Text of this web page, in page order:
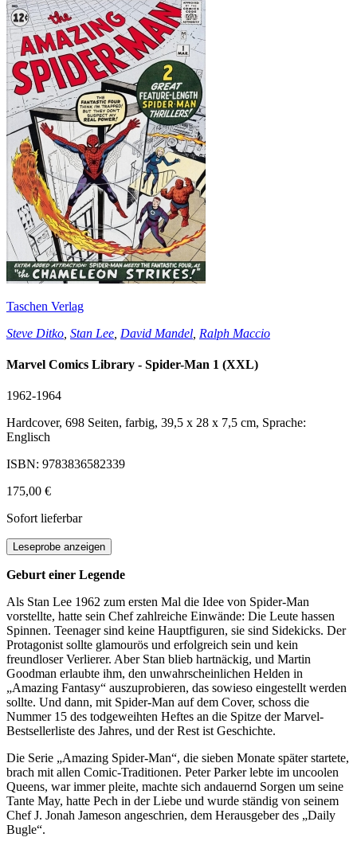
Taschen Verlag
Steve Ditko Stan Lee David Mandel Ralph Maccio
Marvel Comics Library - Spider-Man 1 (XXL)
1962-1964
Hardcover, 698 Seiten, farbig, 39,5 x 28 x 7,5 cm, Sprache:
Englisch
ISBN: 9783836582339
175,00 €
Sofort lieferbar
Leseprobe anzeigen
Geburt einer Legende
Als Stan Lee 1962 zum ersten Mal die Idee von Spider-Man
vorstellte, hatte sein Chef zahlreiche Einwände: Die Leute hassen
Spinnen. Teenager sind keine Hauptfiguren, sie sind Sidekicks. Der
Protagonist sollte glamourös und erfolgreich sein und kein
freundloser Verlierer. Aber Stan blieb hartnäckig, und Martin
Goodman erlaubte ihm, den unwahrscheinlichen Helden in
„Amazing Fantasy“ auszuprobieren, das sowieso eingestellt werden
sollte. Und dann, mit Spider-Man auf dem Cover, schoss die
Nummer 15 des todgeweihten Heftes an die Spitze der Marvel-
Bestsellerliste des Jahres, und der Rest ist Geschichte.
Die Serie „Amazing Spider-Man“, die sieben Monate später startete,
brach mit allen Comic-Traditionen. Peter Parker lebte im uncoolen
Queens, war immer pleite, machte sich andauernd Sorgen um seine
Tante May, hatte Pech in der Liebe und wurde ständig von seinem
Chef J. Jonah Jameson angeschrien, dem Herausgeber des „Daily
Bugle“.